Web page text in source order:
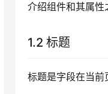
介绍组件和其属
1.2 标题
标题是字段在当